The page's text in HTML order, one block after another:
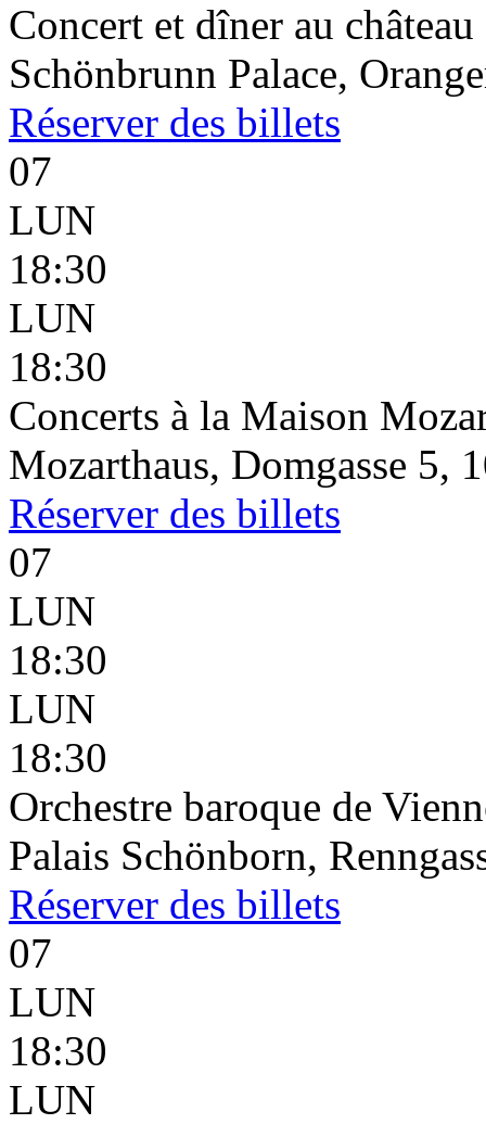
Concert et dîner au
Schönbrunn Palace,
Réserver des billets
07
LUN
18:30
LUN
18:30
Concerts à la Maison
Mozarthaus, Domgasse 5,
Réserver des billets
07
LUN
18:30
LUN
18:30
Orchestre baroque de
Palais Schönborn,
Réserver des billets
07
LUN
18:30
LUN